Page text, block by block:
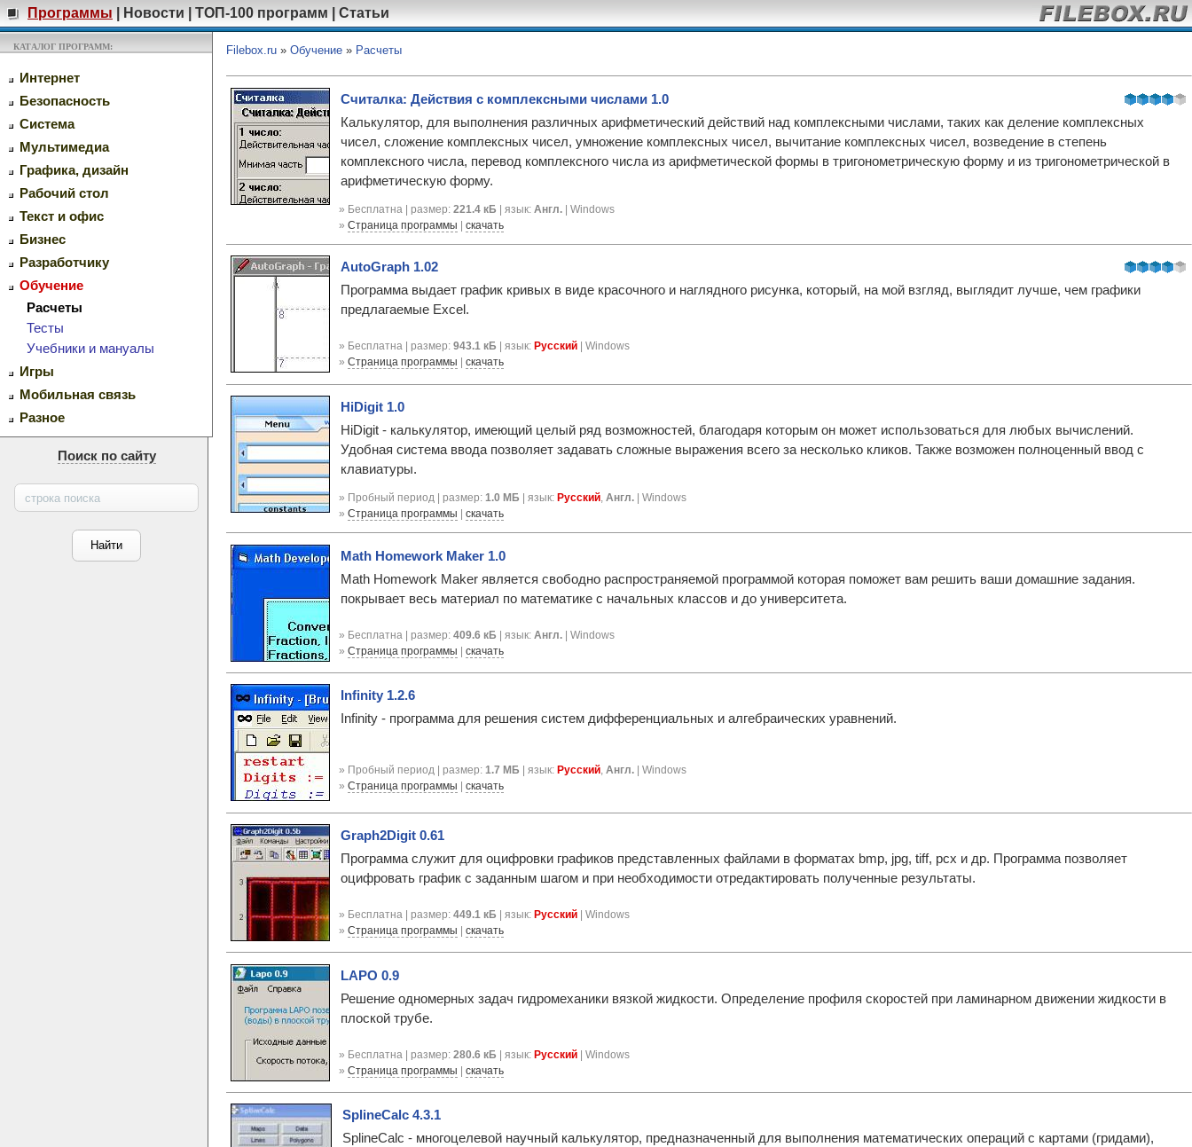
Программы Новости ТОП-100 программ Статьи
КАТАЛОГ ПРОГРАММ:
Интернет
Безопасность
Система
Мультимедиа
Графика, дизайн
Рабочий стол
Текст и офис
Бизнес
Разработчику
Обучение
Расчеты
Тесты
Учебники и мануалы
Игры
Мобильная связь
Разное
Поиск по сайту
Filebox.ru » Обучение » Расчеты
Считалка: Действия с комплексными числами 1.0
Калькулятор, для выполнения различных арифметический действий над комплексными числами, таких как деление комплексных
чисел, сложение комплексных чисел, умножение комплексных чисел, вычитание комплексных чисел, возведение в степень
комплексного числа, перевод комплексного числа из арифметической формы в тригонометрическую форму и из тригонометрической в
арифметическую форму.
» Бесплатна | размер: 221.4 кБ | язык: Англ. | Windows
» Страница программы | скачать
AutoGraph 1.02
Программа выдает график кривых в виде красочного и наглядного рисунка, который, на мой взгляд, выглядит лучше, чем графики
предлагаемые Excel.
» Бесплатна | размер: 943.1 кБ | язык: Русский | Windows
» Страница программы скачать
HiDigit 1.0
HiDigit - калькулятор, имеющий целый ряд возможностей, благодаря которым он может использоваться для любых вычислений.
Удобная система ввода позволяет задавать сложные выражения всего за несколько кликов. Также возможен полноценный ввод с
клавиатуры.
» Пробный период | размер: 1.0 МБ | язык: Русский, Англ. | Windows
» Страница программы скачать
Math Homework Maker 1.0
Math Homework Maker является свободно распространяемой программой которая поможет вам решить ваши домашние задания.
покрывает весь материал по математике с начальных классов и до университета.
» Бесплатна | размер: 409.6 кБ | язык: Англ. | Windows
» Страница программы | скачать
Infinity 1.2.6
Infinity - программа для решения систем дифференциальных и алгебраических уравнений.
» Пробный период | размер: 1.7 МБ | язык: Русский, Англ. | Windows
» Страница программы скачать
Graph2Digit 0.61
Программа служит для оцифровки графиков представленных файлами в форматах bmp, jpg, tiff, pcx и др. Программа позволяет
оцифровать график с заданным шагом и при необходимости отредактировать полученные результаты.
» Бесплатна | размер: 449.1 кБ | язык: Русский | Windows
» Страница программы скачать
LAPO 0.9
Решение одномерных задач гидромеханики вязкой жидкости. Определение профиля скоростей при ламинарном движении жидкости в
плоской трубе.
» Бесплатна | размер: 280.6 кБ | язык: Русский | Windows
» Страница программы | скачать
SplineCalc 4.3.1
SplineCalc - многоцелевой научный калькулятор, предназначенный для выполнения математических операций с картами (гридами),